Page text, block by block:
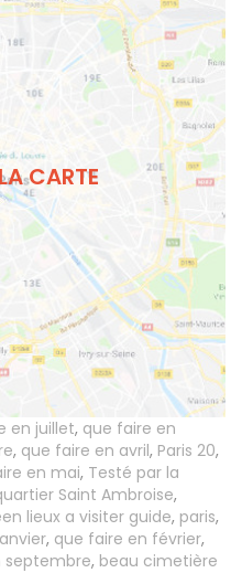
CARTE
en juillet, que faire en
, que faire en avril, Paris 20,
en mai, Testé par la
Saint Ambroise,
lieux a visiter guide, paris,
, que faire en février,
septembre, beau cimetière